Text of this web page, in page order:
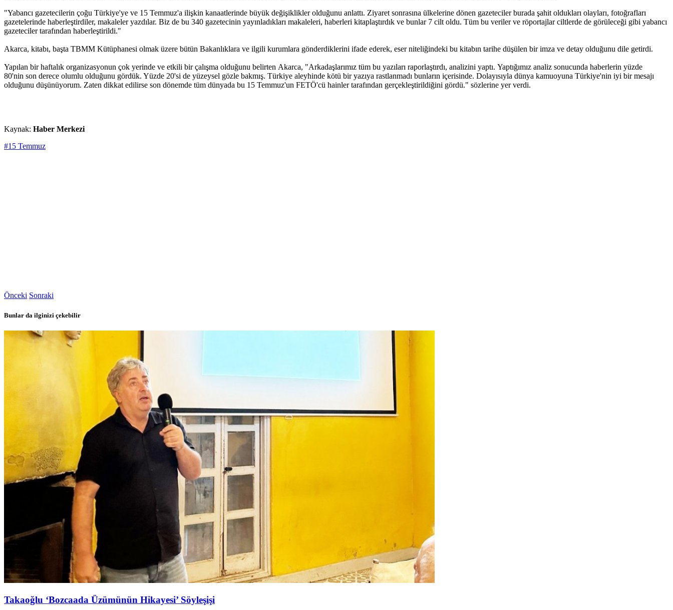
"Yabancı gazetecilerin çoğu Türkiye'ye ve 15 Temmuz'a ilişkin kanaatlerinde büyük değişiklikler olduğunu anlattı. Ziyaret sonrasına ülkelerine dönen gazeteciler burada şahit oldukları olayları, fotoğrafları
gazetelerinde haberleştirdiler, makaleler yazdılar. Biz de bu 340 gazetecinin yayınladıkları makaleleri, haberleri kitaplaştırdık ve bunlar 7 cilt oldu. Tüm bu veriler ve röportajlar ciltlerde de görüleceği gibi yabancı
gazeteciler tarafından haberleştirildi."
Akarca, kitabı, başta TBMM Kütüphanesi olmak üzere bütün Bakanlıklara ve ilgili kurumlara gönderdiklerini ifade ederek, eser niteliğindeki bu kitabın tarihe düşülen bir imza ve detay olduğunu dile getirdi.
Yapılan bir haftalık organizasyonun çok yerinde ve etkili bir çalışma olduğunu belirten Akarca, "Arkadaşlarımız tüm bu yazıları raporlaştırdı, analizini yaptı. Yaptığımız analiz sonucunda haberlerin yüzde
80'nin son derece olumlu olduğunu gördük. Yüzde 20'si de yüzeysel gözle bakmış. Türkiye aleyhinde kötü bir yazıya rastlanmadı bunların içerisinde. Dolayısıyla dünya kamuoyuna Türkiye'nin iyi bir mesajı
olduğunu düşünüyorum. Zaten dikkat edilirse son dönemde tüm dünyada bu 15 Temmuz'un FETÖ'cü hainler tarafından gerçekleştirildiğini gördü." sözlerine yer verdi.
Kaynak: Haber Merkezi
#15 Temmuz
Önceki Sonraki
Bunlar da ilginizi çekebilir
Takaoğlu ‘Bozcaada Üzümünün Hikayesi’ Söyleşişi